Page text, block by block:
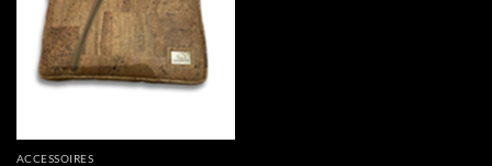
ACCESSOIRES